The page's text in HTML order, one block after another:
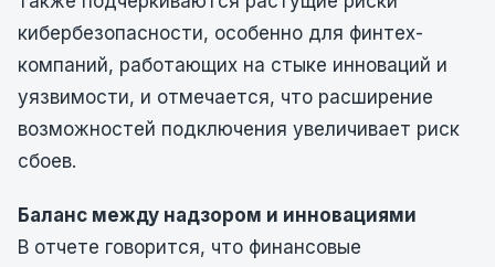
кибербезопасности, особенно для финтех-
компаний, работающих на стыке инноваций и
уязвимости, и отмечается, что расширение
возможностей подключения увеличивает риск
сбоев.
Баланс между надзором и инновациями
В отчете говорится, что финансовые